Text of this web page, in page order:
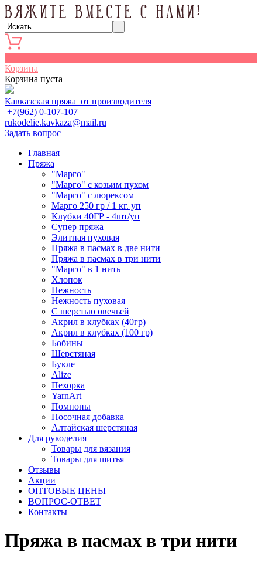
Корзина
Корзина пуста
Кавказская пряжа от производителя
+7(962) 0-107-107
rukodelie.kavkaza@mail.ru
Задать вопрос
Главная
Пряжа
"Марго"
"Марго" с козьим пухом
"Марго" с люрексом
Марго 250 гр / 1 кг. уп
Клубки 40ГР - 4шт/уп
Cупер пряжа
Элитная пуховая
Пряжа в пасмах в две нити
Пряжа в пасмах в три нити
"Марго" в 1 нить
Хлопок
Нежность
Нежность пуховая
С шерстью овечьей
Акрил в клубках (40гр)
Акрил в клубках (100 гр)
Бобины
Шерстяная
Букле
Alize
Пехорка
YarnArt
Помпоны
Носочная добавка
Алтайская шерстяная
Для рукоделия
Товары для вязания
Товары для шитья
Отзывы
Акции
ОПТОВЫЕ ЦЕНЫ
ВОПРОС-ОТВЕТ
Контакты
Пряжа в пасмах в три нити